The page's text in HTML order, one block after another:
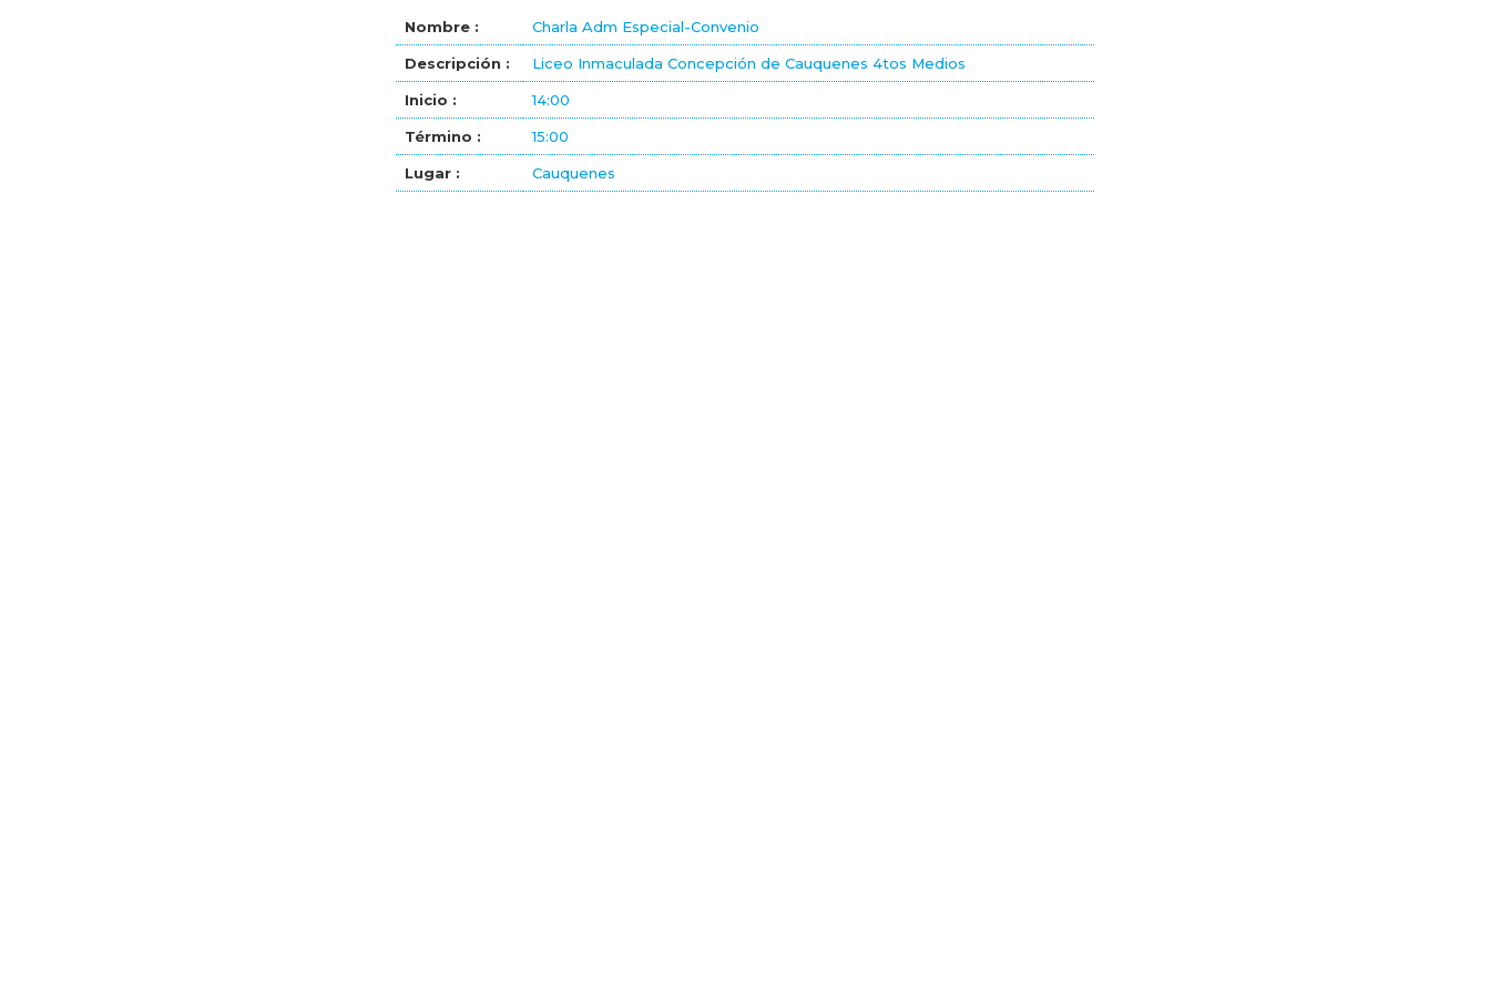
Nombre : Charla Adm Especial-Convenio
Descripción : Liceo Inmaculada Concepción de Cauquenes 4tos Medios
Inicio : 14:00
Término : 15:00
Lugar : Cauquenes